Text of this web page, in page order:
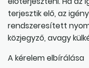
terjesztik elő, az
rendszeresített
közjegyző, avagy
A kérelem elbírálása